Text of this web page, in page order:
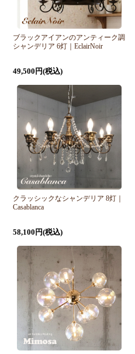
ブラックアイアンのアンティーク調
シャンデリア 6灯｜EclairNoir
49,500円(税込)
クラッシックなシャンデリア 8灯｜
Casablanca
58,100円(税込)